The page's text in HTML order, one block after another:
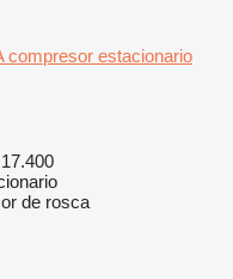
compresor estacionario
de rosca